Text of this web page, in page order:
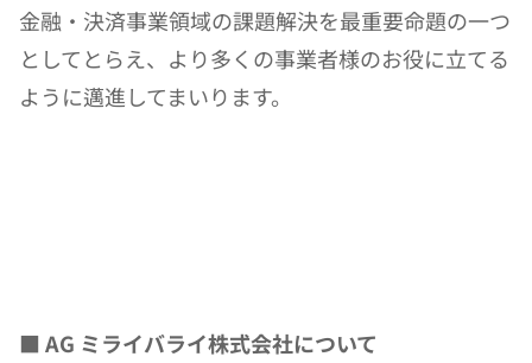
金融・決済事業領域の課題解決を最重要命題の一つ
としてとらえ、より多くの事業者様のお役に立てる
ように邁進してまいります。
■ AG ミライバライ株式会社について